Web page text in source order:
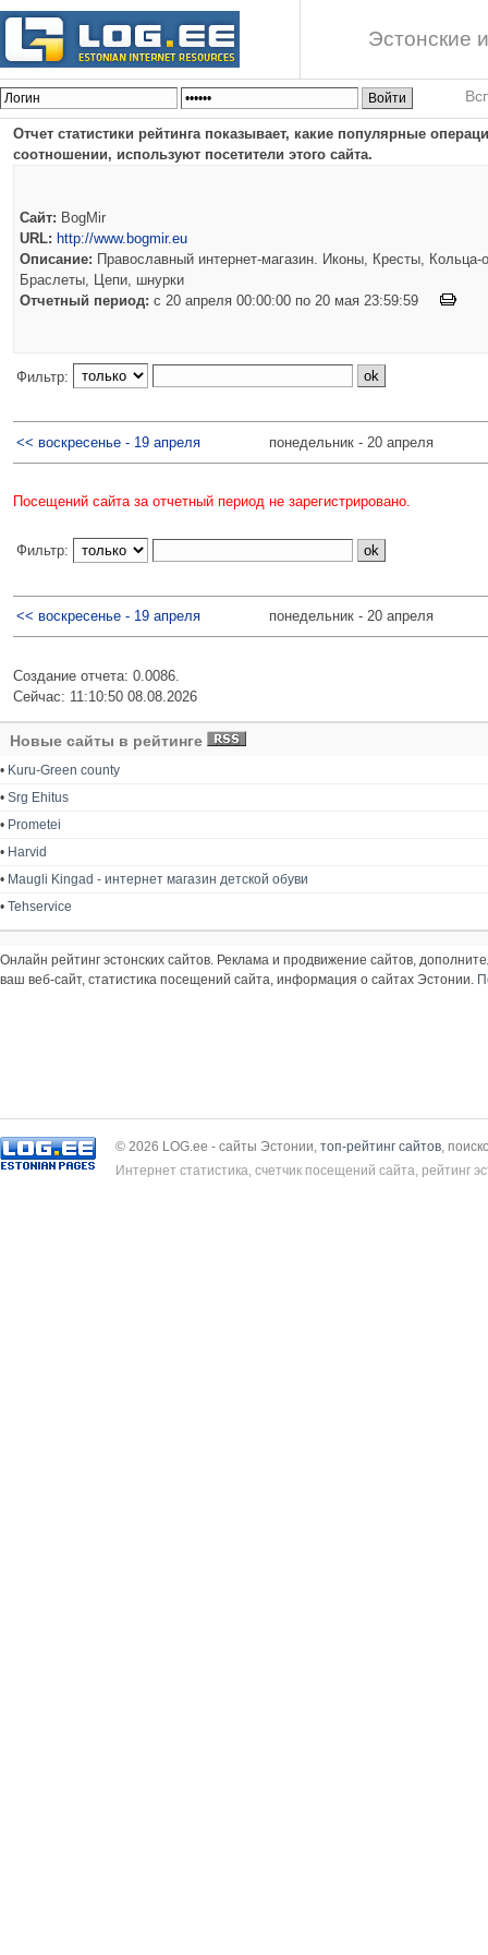
Эстонские
Отчет статистики рейтинга показывает, какие популярные
соотношении, используют посетители этого сайта.
Сайт: BogMir
URL: http://www.bogmir.eu
Описание: Православный интернет-магазин. Иконы, Кресты, Кольца-
Браслеты, Цепи, шнурки
Отчетный период: c 20 апреля 00:00:00 по 20 мая 23:59:59
Фильтр:
<< воскресенье - 19 апреля понедельник - 20 апреля
Посещений сайта за отчетный период не зарегистрировано.
Фильтр:
<< воскресенье - 19 апреля понедельник - 20 апреля
Создание отчета: 0.0086.
Сейчас: 11:10:50 08.08.2026
Новые сайты в рейтинге
• Kuru-Green county
• Srg Ehitus
• Prometei
• Harvid
• Maugli Kingad - интернет магазин детской обуви
• Tehservice
Онлайн рейтинг эстонских сайтов. Реклама и продвижение сайтов,
ваш веб-сайт, статистика посещений сайта, информация о сайтах Эстонии.
© 2026 LOG.ee - сайты Эстонии, топ-рейтинг сайтов ,
Интернет статистика, счетчик посещений сайта, рейтинг